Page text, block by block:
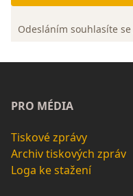
Odesláním souhlasíte se
PRO MÉDIA
Tiskové zprávy
Archiv tiskových zpráv
Loga ke stažení